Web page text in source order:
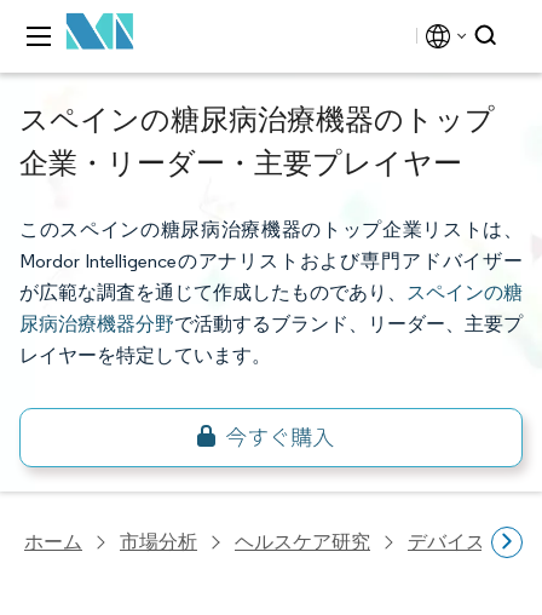
スペインの糖尿病治療機器のトップ
企業・リーダー・主要プレイヤー
このスペインの糖尿病治療機器のトップ企業リストは、
Mordor Intelligenceのアナリストおよび専門アドバイザー
が広範な調査を通じて作成したものであり、 スペインの糖
尿病治療機器分野で活動するブランド、リーダー、主要プ
レイヤーを特定しています。
ホーム 市場分析 ヘルスケア研究 デバイス・医